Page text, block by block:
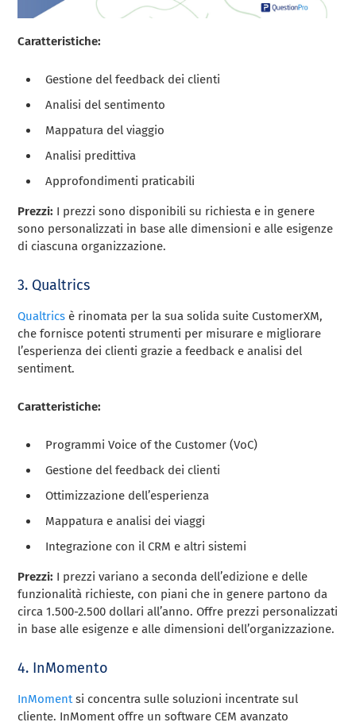
Caratteristiche:
Gestione del feedback dei clienti
Analisi del sentimento
Mappatura del viaggio
Analisi predittiva
Approfondimenti praticabili
Prezzi: I prezzi sono disponibili su richiesta e in genere
sono personalizzati in base alle dimensioni e alle esigenze
di ciascuna organizzazione.
3. Qualtrics
Qualtrics è rinomata per la sua solida suite CustomerXM,
che fornisce potenti strumenti per misurare e migliorare
l’esperienza dei clienti grazie a feedback e analisi del
sentiment.
Caratteristiche:
Programmi Voice of the Customer (VoC)
Gestione del feedback dei clienti
Ottimizzazione dell’esperienza
Mappatura e analisi dei viaggi
Integrazione con il CRM e altri sistemi
Prezzi: I prezzi variano a seconda dell’edizione e delle
funzionalità richieste, con piani che in genere partono da
circa 1.500-2.500 dollari all’anno. Offre prezzi personalizzati
in base alle esigenze e alle dimensioni dell’organizzazione.
4. InMomento
InMomentsi concentra sulle soluzioni incentrate sul
cliente. InMoment offre un software CEM avanzato